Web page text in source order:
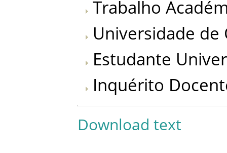
Trabalho
Universidade de
Estudante
Inquérito
Download text